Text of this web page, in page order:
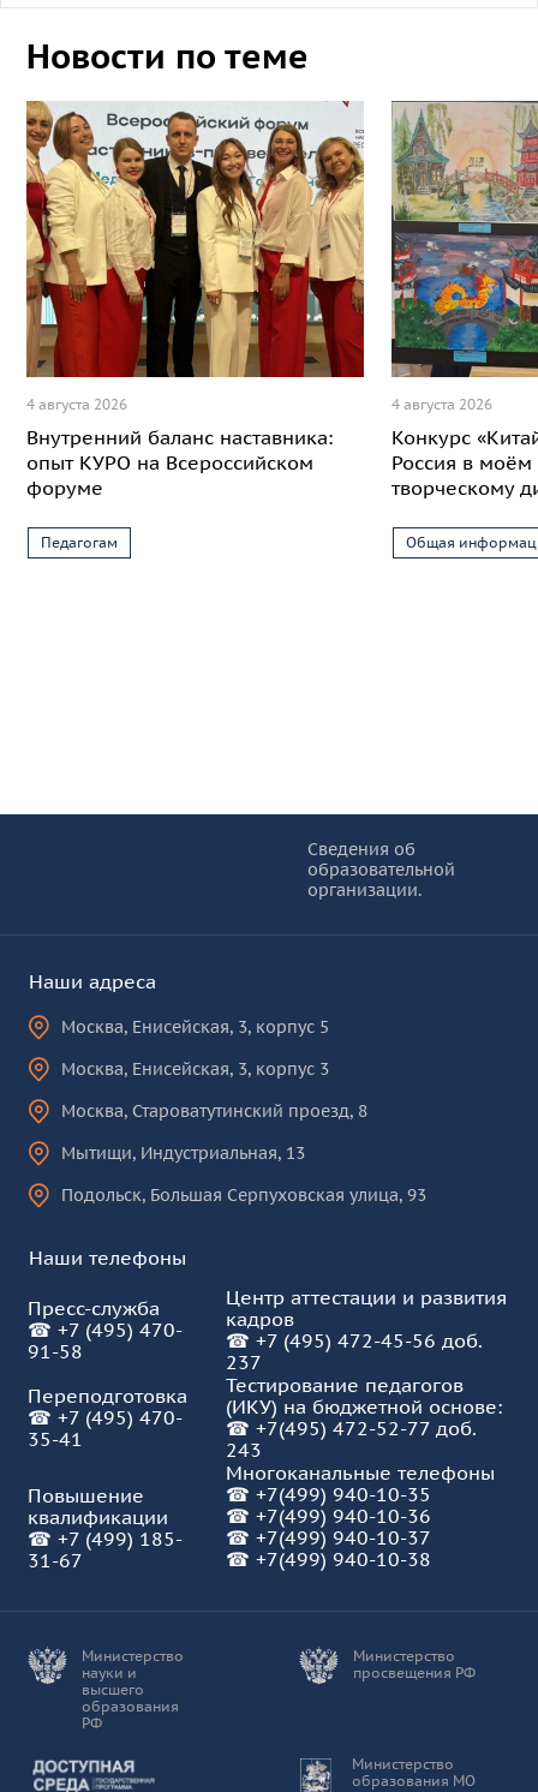
Новости по теме
4 августа 2026
Внутренний баланс наставника:
опыт КУРО на Всероссийском
форуме
Педагогам
4 августа 2026
Конкурс
Россия в моём
творческому
Общая
Сведения об
образовательной
организации.
Наши адреса
Москва, Енисейская, 3, корпус 5
Москва, Енисейская, 3, корпус 3
Москва, Староватутинский проезд, 8
Мытищи, Индустриальная, 13
Подольск, Большая Серпуховская улица, 93
Наши телефоны
Пресс-служба
☎ +7 (495) 470-
91-58
Центр аттестации и развития
кадров
☎ +7 (495) 472-45-56 доб.
237
Переподготовка
☎ +7 (495) 470-
35-41
Тестирование педагогов
(ИКУ) на бюджетной основе:
☎ +7(495) 472-52-77 доб.
243
Многоканальные телефоны
☎ +7(499) 940-10-35
☎ +7(499) 940-10-36
☎ +7(499) 940-10-37
☎ +7(499) 940-10-38
Повышение
квалификации
☎ +7 (499) 185-
31-67
Министерство
науки и
высшего
образования
РФ
Министерство
просвещения РФ
Министерство
образования МО
Доступная среда